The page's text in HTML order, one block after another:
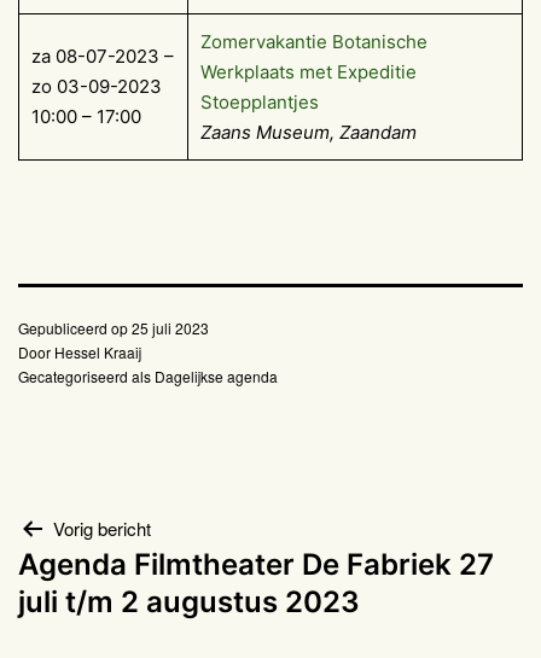
za 08-07-2023 –
zo 03-09-2023
10:00 – 17:00
Zomervakantie Botanische
Werkplaats met Expeditie
Stoepplantjes
Zaans Museum, Zaandam
Gepubliceerd op25 juli 2023
Door Hessel Kraaij
Gecategoriseerd als Dagelijkse agenda
Bericht
navigatie
Vorig bericht
Agenda Filmtheater De Fabriek 27
juli t/m 2 augustus 2023